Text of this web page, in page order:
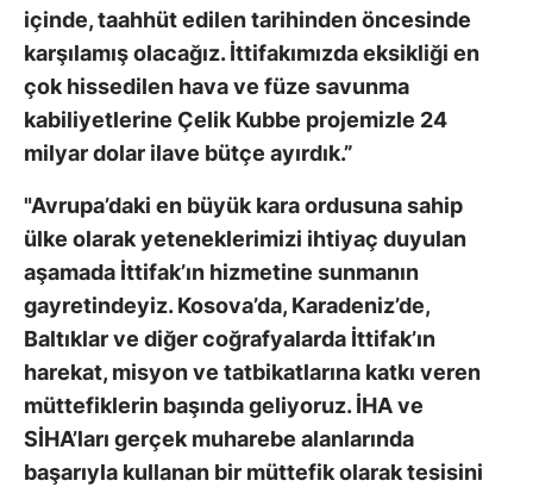
içinde, taahhüt edilen tarihinden öncesinde
karşılamış olacağız. İttifakımızda eksikliği en
çok hissedilen hava ve füze savunma
kabiliyetlerine Çelik Kubbe projemizle 24
milyar dolar ilave bütçe ayırdık.”
"Avrupa’daki en büyük kara ordusuna sahip
ülke olarak yeteneklerimizi ihtiyaç duyulan
aşamada İttifak’ın hizmetine sunmanın
gayretindeyiz. Kosova’da, Karadeniz’de,
Baltıklar ve diğer coğrafyalarda İttifak’ın
harekat, misyon ve tatbikatlarına katkı veren
müttefiklerin başında geliyoruz. İHA ve
SİHA’ları gerçek muharebe alanlarında
başarıyla kullanan bir müttefik olarak tesisini